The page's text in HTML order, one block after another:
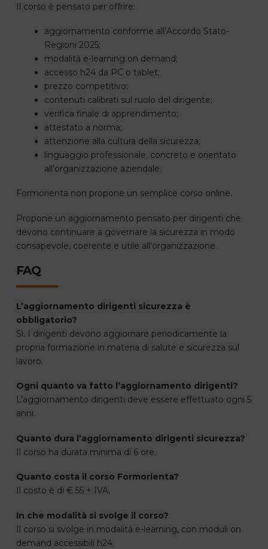
Il corso è pensato per offrire:
aggiornamento conforme all’Accordo Stato-
Regioni 2025;
modalità e-learning on demand;
accesso h24 da PC o tablet;
prezzo competitivo;
contenuti calibrati sul ruolo del dirigente;
verifica finale di apprendimento;
attestato a norma;
attenzione alla cultura della sicurezza;
linguaggio professionale, concreto e orientato
all’organizzazione aziendale.
Formorienta non propone un semplice corso online.
Propone un aggiornamento pensato per dirigenti che
devono continuare a governare la sicurezza in modo
consapevole, coerente e utile all’organizzazione.
FAQ
L’aggiornamento dirigenti sicurezza è
obbligatorio?
Sì. I dirigenti devono aggiornare periodicamente la
propria formazione in materia di salute e sicurezza sul
lavoro.
Ogni quanto va fatto l’aggiornamento dirigenti?
L’aggiornamento dirigenti deve essere effettuato ogni 5
anni.
Quanto dura l’aggiornamento dirigenti sicurezza?
Il corso ha durata minima di 6 ore.
Quanto costa il corso Formorienta?
Il costo è di € 55 + IVA.
In che modalità si svolge il corso?
Il corso si svolge in modalità e-learning, con moduli on
demand accessibili h24.